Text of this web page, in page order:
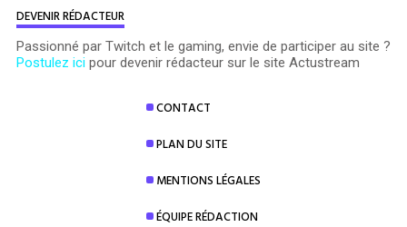
CONTACT
PLAN DU SITE
MENTIONS LÉGALES
ÉQUIPE RÉDACTION
DEVENIR RÉDACTEUR
Passionné par Twitch et le gaming, envie de participer au site ?
Postulez ici pour devenir rédacteur sur le site Actustream